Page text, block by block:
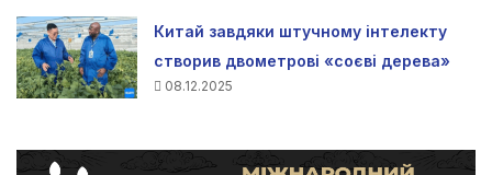
Китай завдяки штучному інтелекту
створив двометрові «соєві дерева»
08.12.2025